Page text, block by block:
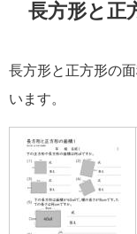
長方形と正
長方形と正方形の
います。